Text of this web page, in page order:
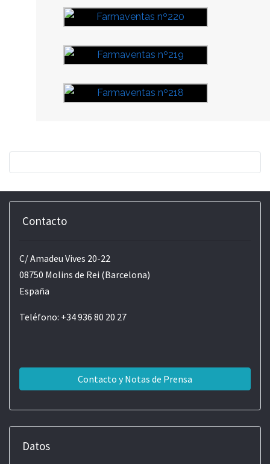
Contacto
C/ Amadeu Vives 20-22
08750 Molins de Rei (Barcelona)
España
Teléfono: +34 936 80 20 27
Contacto y Notas de Prensa
Datos